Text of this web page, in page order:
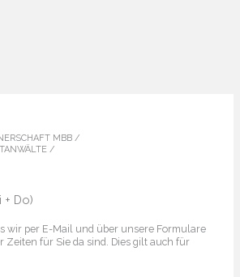
MBB /
/
+ Do)
wir per E-Mail und über unsere Formulare
Zeiten für Sie da sind. Dies gilt auch für